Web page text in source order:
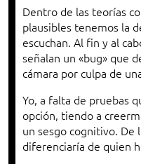
Dentro de las teorías
plausibles tenemos la
escuchan. Al fin y al
señalan un «bug» que
cámara por culpa de
Yo, a falta de pruebas
opción, tiendo a
un sesgo cognitivo. De
diferenciaría de quien